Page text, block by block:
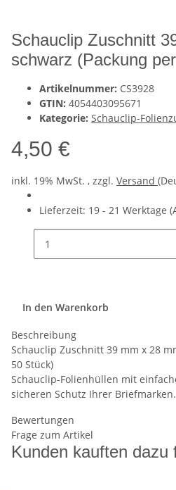
Schauclip Zuschnitt
schwarz (Packung
Artikelnummer: CS3928
GTIN: 4054403095671
Kategorie: Schauclip-
4,50 €
inkl. 19% MwSt. , zzgl. Versand
Lieferzeit: 19 - 21 Werktage
In den Warenkorb
Beschreibung
Schauclip Zuschnitt 39 mm x 28
50 Stück)
Schauclip-Folienhüllen mit
sicheren Schutz Ihrer Briefmarken.
Bewertungen
Frage zum Artikel
Kunden kauften dazu